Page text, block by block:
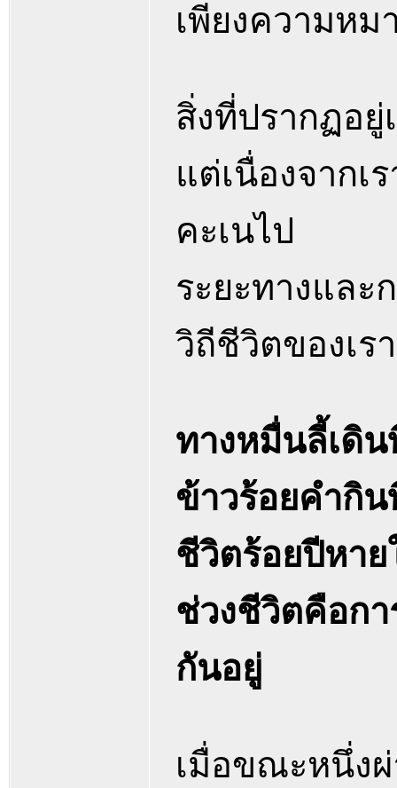
เพียงความหม
สิ่งที่ปรากฏอ
แต่เนื่องจากเ
คะเนไป
ระยะทางและ
วิถีชีวิตของเรา
ทางหมื่นลี้เดิ
ข้าวร้อยคำกิ
ชีวิตร้อยปีหา
ช่วงชีวิตคือก
กันอยู่
เมื่อขณะหนึ่ง